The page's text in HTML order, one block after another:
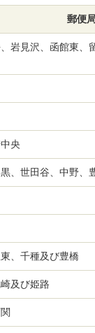
郵便
岩見沢、函館東、
央
、世田谷、中野、
、千種及び豊橋
及び姫路